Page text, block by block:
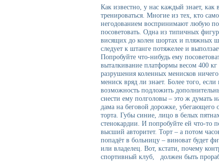
Как известно, у нас каждый знает, как
тренироваться. Многие из тех, кто
негодованием воспринимают любую
посоветовать. Одна из типичных
висящих до колен шортах и пляжных
следует к штанге потяжелее и
Попробуйте что-нибудь ему
выталкивание платформы весом 400 кг
разрушения коленных менисков
мениск вряд ли знает. Более того,
возможность подложить
снести ему полголовы – это ж думать
дама на беговой дорожке, убегающего
торта. Губы синие, лицо в белых
стенокардии. И попробуйте ей что-то
высший авторитет. Торт – а потом
попадёт в больницу – виноват будет
или владелец. Вот, кстати, почему
спортивный клуб, должен быть